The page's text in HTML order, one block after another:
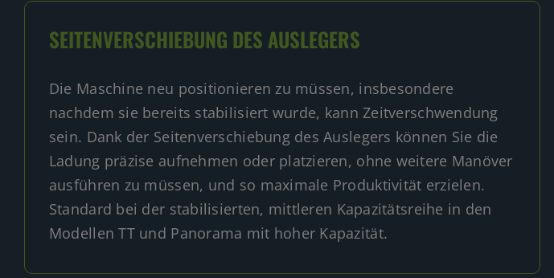
SEITENVERSCHIEBUNG DES AUSLEGERS
Die Maschine neu positionieren zu müssen, insbesondere
nachdem sie bereits stabilisiert wurde, kann Zeitverschwendung
sein. Dank der Seitenverschiebung des Auslegers können Sie die
Ladung präzise aufnehmen oder platzieren, ohne weitere Manöver
ausführen zu müssen, und so maximale Produktivität erzielen.
Standard bei der stabilisierten, mittleren Kapazitätsreihe in den
Modellen TT und Panorama mit hoher Kapazität.